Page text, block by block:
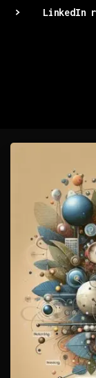
LinkedIn